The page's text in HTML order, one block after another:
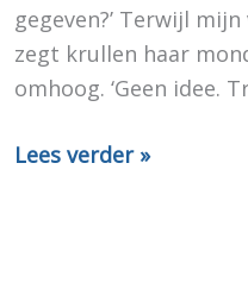
gegeven?’ Terwijl
zegt krullen haar
omhoog. ‘Geen idee.
SAMENLEVEN
Lees verder »